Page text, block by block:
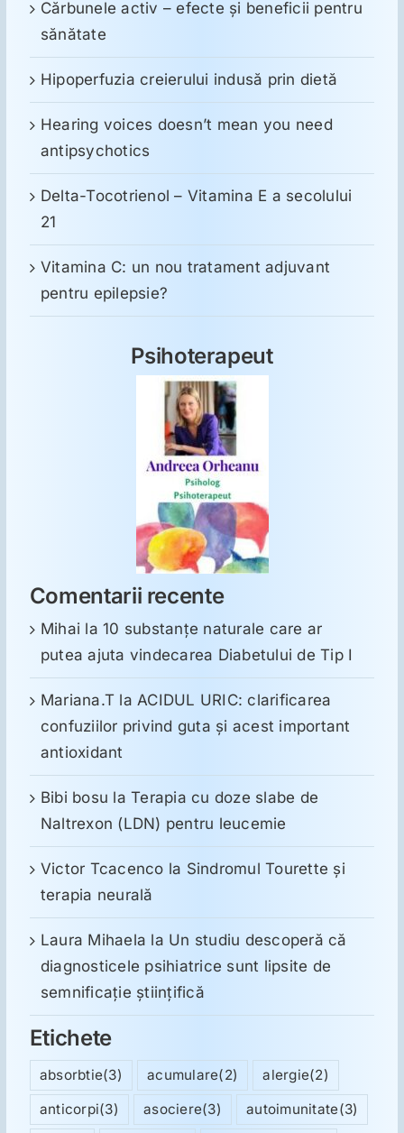
Cărbunele activ – efecte și beneficii pentru
sănătate
Hipoperfuzia creierului indusă prin dietă
Hearing voices doesn’t mean you need
antipsychotics
Delta-Tocotrienol – Vitamina E a secolului
21
Vitamina C: un nou tratament adjuvant
pentru epilepsie?
Psihoterapeut
Comentarii recente
Mihai la10 substanţe naturale care ar
putea ajuta vindecarea Diabetului de Tip I
Mariana.T la ACIDUL URIC: clarificarea
confuziilor privind guta și acest important
antioxidant
Bibi bosu laTerapia cu doze slabe de
Naltrexon (LDN) pentru leucemie
Victor Tcacenco la Sindromul Tourette şi
terapia neurală
Laura Mihaela la Un studiu descoperă că
diagnosticele psihiatrice sunt lipsite de
semnificație științifică
Etichete
absorbtie(3) acumulare(2) alergie(2)
anticorpi(3) asociere(3) autoimunitate(3)